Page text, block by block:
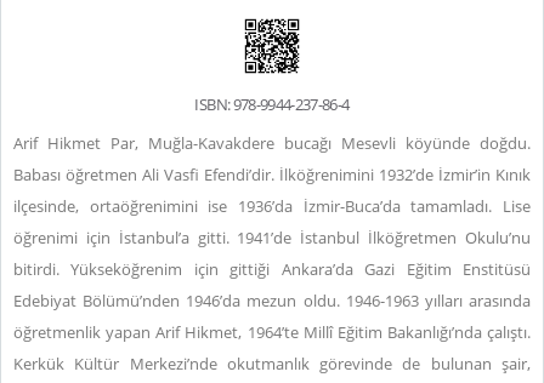
ISBN: 978-9944-237-86-4
Arif Hikmet Par, Muğla-Kavakdere bucağı Mesevli köyünde doğdu.
Babası öğretmen Ali Vasfi Efendi’dir. İlköğrenimini 1932’de İzmir’in Kınık
ilçesinde, ortaöğrenimini ise 1936’da İzmir-Buca’da tamamladı. Lise
öğrenimi için İstanbul’a gitti. 1941’de İstanbul İlköğretmen Okulu’nu
bitirdi. Yükseköğrenim için gittiği Ankara’da Gazi Eğitim Enstitüsü
Edebiyat Bölümü’nden 1946’da mezun oldu. 1946-1963 yılları arasında
öğretmenlik yapan Arif Hikmet, 1964’te Millî Eğitim Bakanlığı’nda çalıştı.
Kerkük Kültür Merkezi’nde okutmanlık görevinde de bulunan şair,